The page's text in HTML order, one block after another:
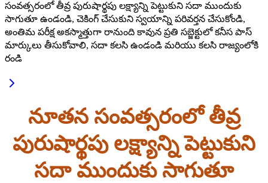
సంవత్సరంలో తీవ్ర పురుషార్థపు లక్ష్యాన్ని పెట్టుకుని సదా ముందుకు
సాగుతూ ఉండండి, చెకింగ్ చేసుకుని స్వయాన్ని పరివర్తన చేసుకోండి,
అంతిమ పరీక్ష అకస్మాత్తుగా రానుంది కావున ప్రతి సబ్జెక్టులో కనీస పాస్
మార్కులు తీసుకోవాలి, సదా కలసి ఉండండి మరియు కలసి రాజ్యంలోకి
రండి
నూతన సంవత్సరంలో తీవ్ర
పురుషార్థపు లక్ష్యాన్ని పెట్టుకుని
సదా ముందుకు సాగుతూ